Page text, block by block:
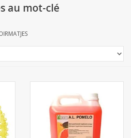
au mot-clé